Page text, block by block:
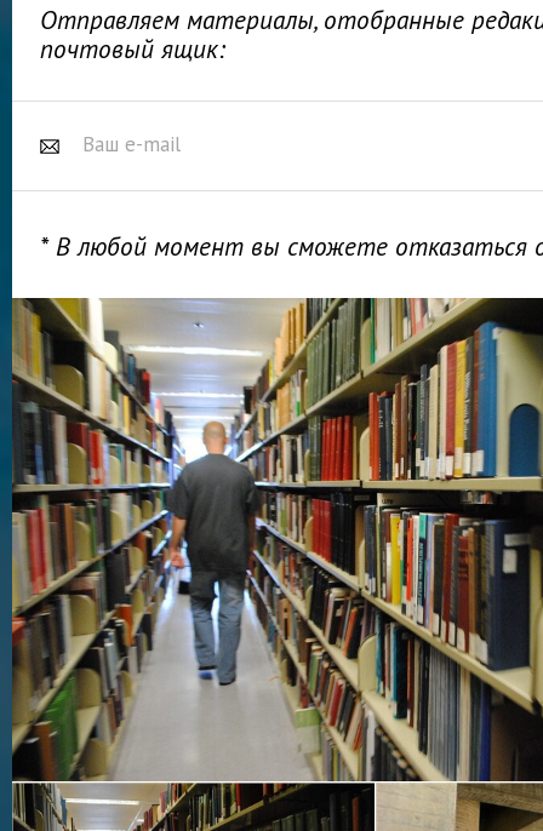
Отправляем материалы, отобранные
почтовый ящик:
* В любой момент вы сможете отказаться